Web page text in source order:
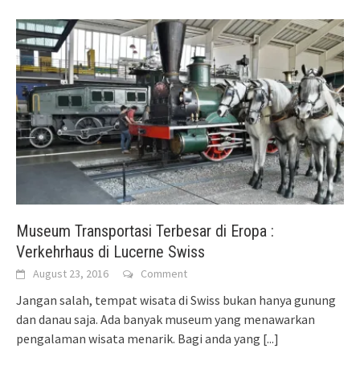
Museum Transportasi Terbesar di Eropa :
Verkehrhaus di Lucerne Swiss
August 23, 2016 Comment
Jangan salah, tempat wisata di Swiss bukan hanya gunung
dan danau saja. Ada banyak museum yang menawarkan
pengalaman wisata menarik. Bagi anda yang [...]